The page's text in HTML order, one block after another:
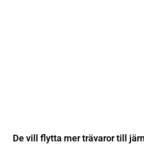
De vill flytta mer trävaror till